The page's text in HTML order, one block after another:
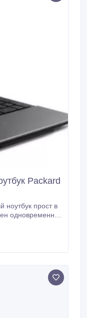
Packard
ноутбук прост в
одновременно:
всего одной
выбор